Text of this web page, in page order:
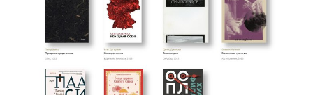
ВУЗЫ ТАТАРСТАНА
КОМУ ПРИНАДЛЕЖАТ
ТОРГОВЫЕ ЦЕНТРЫ
ТАТАРСТАНА
БЮДЖЕТ
ИНВЕСТИЦИИ
АГРОПРОМ
МАШИНОСТРОЕНИЕ
НЕФТЕХИМИЯ
НОВОСТИ НЕДВИЖИМОСТИ
НОВОСТИ АВТО
БИЗНЕС
НОВОСТИ БИЗНЕСА
ТЕХНОЛОГИИ